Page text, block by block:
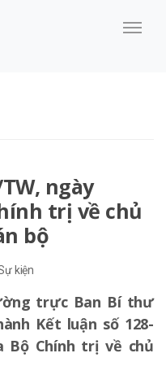
ngày
trị về chủ
bộ
kiện
trực Ban Bí thư
Kết luận số 128-
Bộ Chính trị về chủ